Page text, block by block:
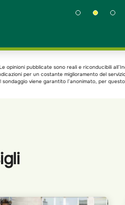
opinioni pubblicate sono reali e riconducibili
per un costante miglioramento del
sondaggio viene garantito l’anonimato, per